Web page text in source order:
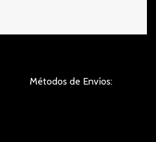
Métodos de Envíos: